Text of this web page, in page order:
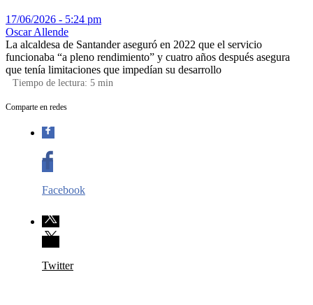
17/06/2026 - 5:24 pm
Oscar Allende
La alcaldesa de Santander aseguró en 2022 que el servicio
funcionaba “a pleno rendimiento” y cuatro años después asegura
que tenía limitaciones que impedían su desarrollo
Tiempo de lectura: 5 min
Comparte en redes
Facebook
Twitter